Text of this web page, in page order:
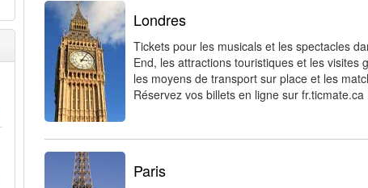
Londres
Tickets pour les musicals et les spectacles
End, les attractions touristiques et les visites
les moyens de transport sur place et les
Réservez vos billets en ligne sur fr.ticmate.ca
Paris